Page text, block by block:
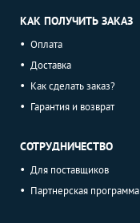
КАК ПОЛУЧИТЬ ЗАКАЗ
Оплата
Доставка
Как сделать заказ?
Гарантия и возврат
СОТРУДНИЧЕСТВО
Для поставщиков
Партнерская программа